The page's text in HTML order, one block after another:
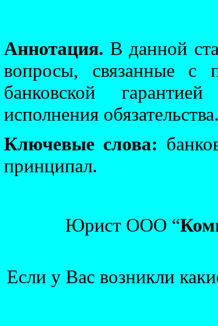
Аннотация. В данной
вопросы, связанные с
банковской
исполнения
Ключевые слова:
принципал.
Юрист ООО “
Если у Вас возникли